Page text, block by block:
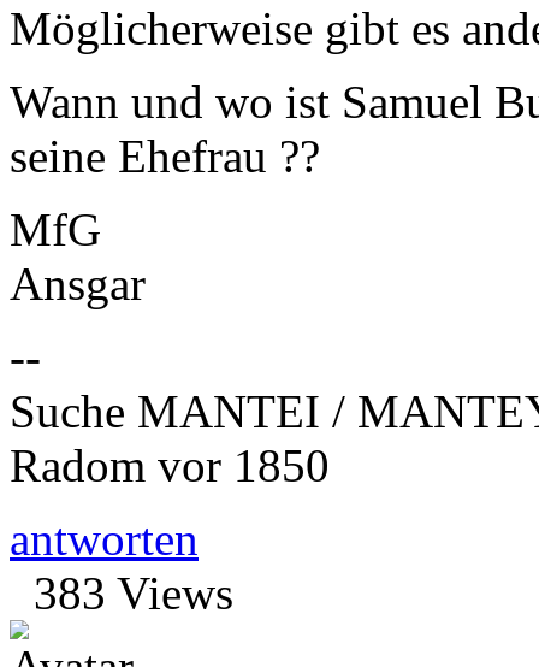
Möglicherweise gibt es
Wann und wo ist Samuel
seine Ehefrau ??
MfG
Ansgar
--
Suche MANTEI /
Radom vor 1850
antworten
383 Views